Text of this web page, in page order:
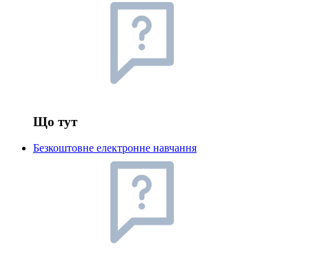
Що тут
Безкоштовне електронне навчання